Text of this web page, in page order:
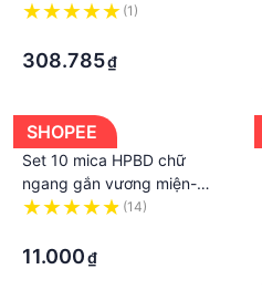
Thông Minh Lăn Góc Cạnh,
Không Rớt
(1)
308.785₫
SHOPEE
Set 10 mica HPBD chữ
ngang gắn vương miện-
VÀNG-Q6309 (14)
11.000₫